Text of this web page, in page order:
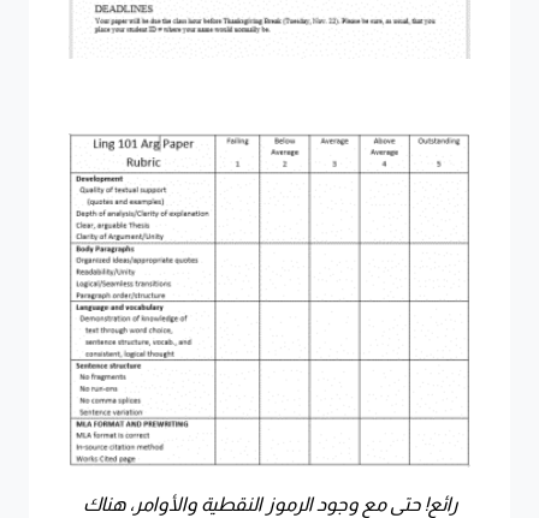
رائع! حتى مع وجود الرموز النقطية والأوامر، هناك